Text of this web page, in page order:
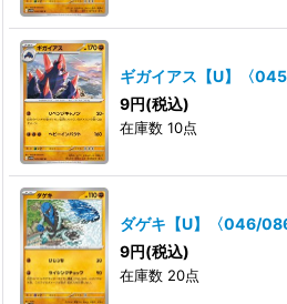
ギガイアス【U】〈
9円(税込)
在庫数 10点
ダゲキ【U】〈046/
9円(税込)
在庫数 20点